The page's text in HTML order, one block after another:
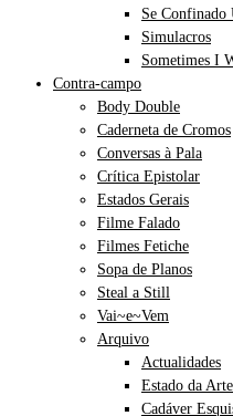
Se Confinado
Simulacros
Sometimes I
Contra-campo
Body Double
Caderneta de Cromos
Conversas à Pala
Crítica Epistolar
Estados Gerais
Filme Falado
Filmes Fetiche
Sopa de Planos
Steal a Still
Vai~e~Vem
Arquivo
Actualidades
Estado da Arte
Cadáver